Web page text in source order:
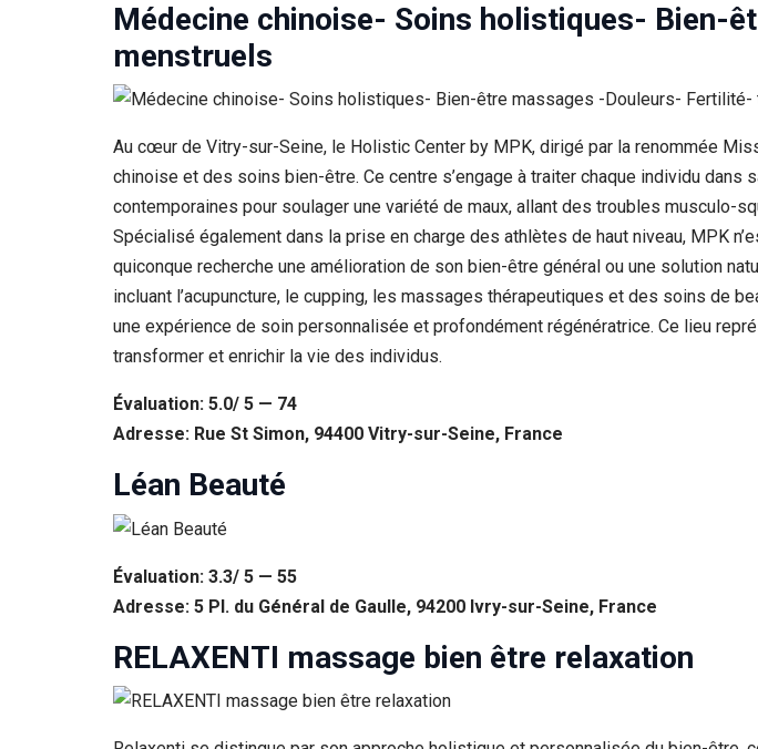
Médecine chinoise- Soins holistiques-
menstruels
Au cœur de Vitry-sur-Seine, le Holistic Center by MPK, dirigé par la renommée
chinoise et des soins bien-être. Ce centre s’engage à traiter chaque individu
contemporaines pour soulager une variété de maux, allant des troubles musculo-
Spécialisé également dans la prise en charge des athlètes de haut niveau, MPK
quiconque recherche une amélioration de son bien-être général ou une solution
incluant l’acupuncture, le cupping, les massages thérapeutiques et des soins de
une expérience de soin personnalisée et profondément régénératrice. Ce lieu
transformer et enrichir la vie des individus.
Évaluation: 5.0/ 5 — 74
Adresse: Rue St Simon, 94400 Vitry-sur-Seine, France
Léan Beauté
Évaluation: 3.3/ 5 — 55
Adresse: 5 Pl. du Général de Gaulle, 94200 Ivry-sur-Seine, France
RELAXENTI massage bien être relaxation